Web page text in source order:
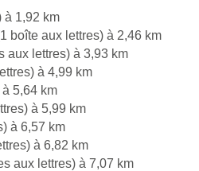
à 1,92 km
boîte aux lettres) à 2,46 km
aux lettres) à 3,93 km
à 4,99 km
5,64 km
à 5,99 km
à 6,57 km
à 6,82 km
aux lettres) à 7,07 km